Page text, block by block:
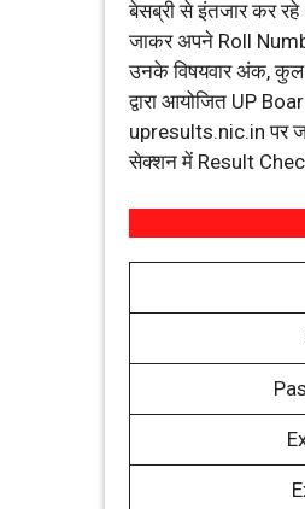
बेसब्री से इंतजार कर
जाकर अपने Roll
उनके विषयवार अंक, कुल
द्वारा आयोजित UP
upresults.nic.in पर
सेक्शन में Result